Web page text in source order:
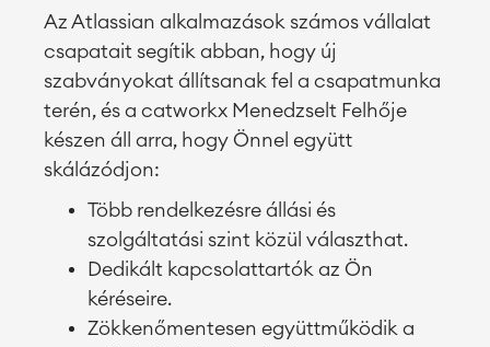
Az Atlassian alkalmazások számos vállalat
csapatait segítik abban, hogy új
szabványokat állítsanak fel a csapatmunka
terén, és a catworkx Menedzselt Felhője
készen áll arra, hogy Önnel együtt
skálázódjon:
Több rendelkezésre állási és
szolgáltatási szint közül választhat.
Dedikált kapcsolattartók az Ön
kéréseire.
Zökkenőmentesen együttműködik a